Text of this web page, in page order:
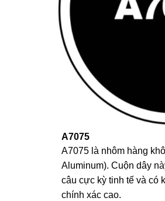
A7075
A7075 là nhôm hàng
Aluminum). Cuộn dây
câu cực kỳ tinh tế và có
chính xác cao.